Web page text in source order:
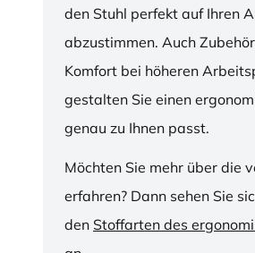
den Stuhl perfekt auf Ihren
abzustimmen. Auch
Komfort bei höheren
gestalten Sie einen
genau zu Ihnen passt.
Möchten Sie mehr über die
erfahren? Dann sehen Sie
den Stoffarten des